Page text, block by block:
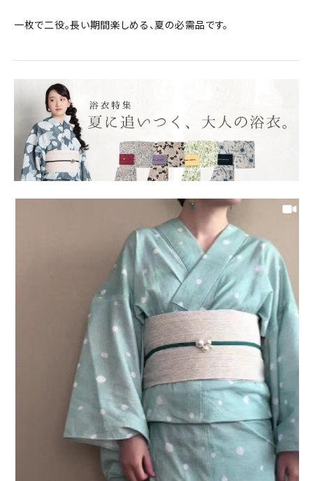
一枚で二役。長い期間楽しめる、夏の必需品です。